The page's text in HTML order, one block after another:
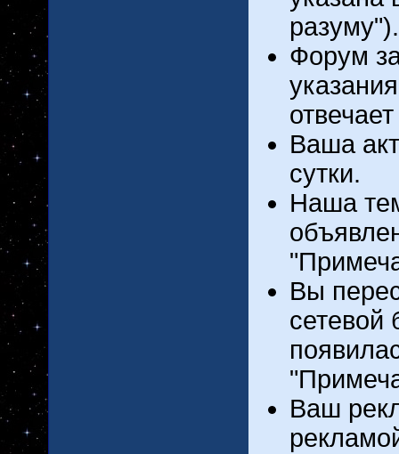
разуму").
Форум
Ваша
сутки.
Наша
Вы
сетевой
Ваш